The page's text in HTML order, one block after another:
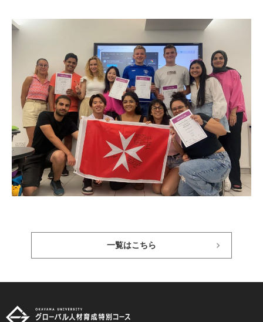
一覧はこちら